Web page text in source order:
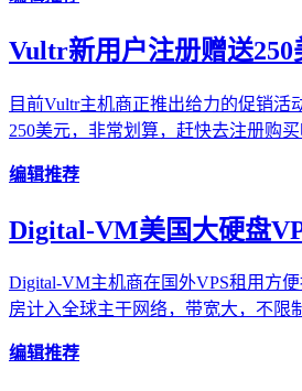
Vultr新用户注册赠送250
目前Vultr主机商正推出给力的促销活
250美元，非常划算，赶快去注册购买
编辑推荐
Digital-VM美国大硬盘
Digital-VM主机商在国外VPS租用方
房计入全球主干网络，带宽大，不限
编辑推荐